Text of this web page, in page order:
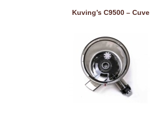
Kuving’s C9500 – Cuve